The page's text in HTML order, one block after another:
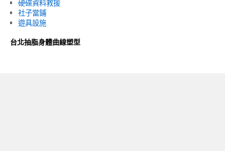
硬碟資料救援
社子當鋪
遊具設施
台北抽脂身體曲線塑型